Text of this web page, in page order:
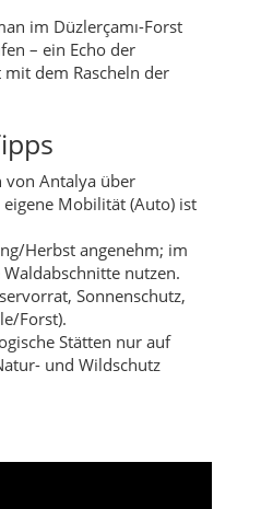
im Düzlerçamı-Forst
– ein Echo der
dem Rascheln der
von Antalya über
Mobilität (Auto) ist
Herbst angenehm; im
nutzen.
Sonnenschutz,
Forst).
Stätten nur auf
und Wildschutz